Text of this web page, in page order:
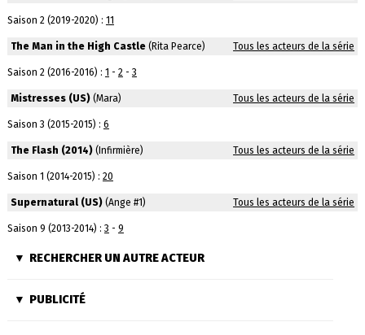
Saison 2 (2019-2020) : 11
The Man in the High Castle(Rita Pearce) Tous les acteurs de la série
Saison 2 (2016-2016) : 1 - 2- 3
Mistresses (US)(Mara) Tous les acteurs de la série
Saison 3 (2015-2015) : 6
The Flash (2014)(Infirmière) Tous les acteurs de la série
Saison 1 (2014-2015) : 20
Supernatural (US)(Ange #1) Tous les acteurs de la série
Saison 9 (2013-2014) : 3 - 9
RECHERCHER UN AUTRE ACTEUR
PUBLICITÉ